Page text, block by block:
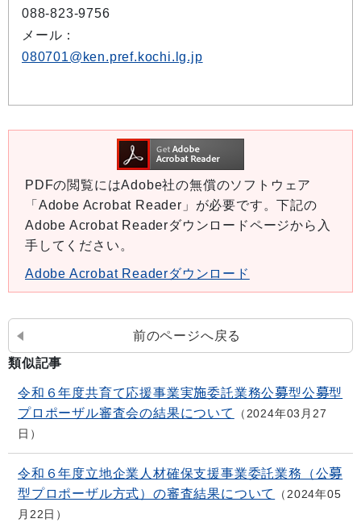
088-823-9756
メール：
080701@ken.pref.kochi.lg.jp
PDFの閲覧にはAdobe社の無償のソフトウェア
「Adobe Acrobat Reader」が必要です。下記の
Adobe Acrobat Readerダウンロードページから入
手してください。
Adobe Acrobat Readerダウンロード
前のページへ戻る
類似記事
令和６年度共育て応援事業実施委託業務公募型公募型
プロポーザル審査会の結果について
2024年03月27
日
令和６年度立地企業人材確保支援事業委託業務（公募
型プロポーザル方式）の審査結果について
2024年05
月22日